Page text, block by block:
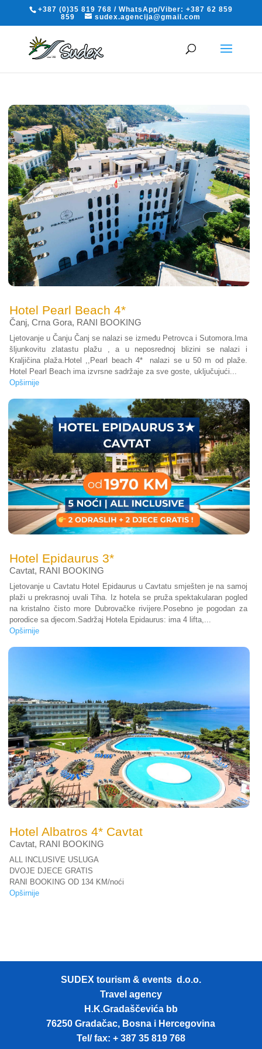
+387 (0)35 819 768 / WhatsApp/Viber: +387 62 859
859
sudex.agencija@gmail.com
Hotel Pearl Beach 4*
Čanj, Crna Gora, RANI BOOKING
Ljetovanje u Čanju Čanj se nalazi se između Petrovca i Sutomora.Ima
šljunkovitu zlatastu plažu , a u neposrednoj blizini se nalazi i
Kraljičina plaža.Hotel ,,Pearl beach 4* nalazi se u 50 m od plaže.
Hotel Pearl Beach ima izvrsne sadržaje za sve goste, uključujući...
Opširnije
Hotel Epidaurus 3*
Cavtat, RANI BOOKING
Ljetovanje u Cavtatu Hotel Epidaurus u Cavtatu smješten je na samoj
plaži u prekrasnoj uvali Tiha. Iz hotela se pruža spektakularan pogled
na kristalno čisto more Dubrovačke rivijere.Posebno je pogodan za
porodice sa djecom.Sadržaj Hotela Epidaurus: ima 4 lifta,...
Opširnije
Hotel Albatros 4* Cavtat
Cavtat, RANI BOOKING
ALL INCLUSIVE USLUGA
DVOJE DJECE GRATIS
RANI BOOKING OD 134 KM/noći
Opširnije
SUDEX tourism & events d.o.o.
Travel agency
H.K.Gradaščevića bb
76250 Gradačac, Bosna i Hercegovina
Tel/ fax: + 387 35 819 768